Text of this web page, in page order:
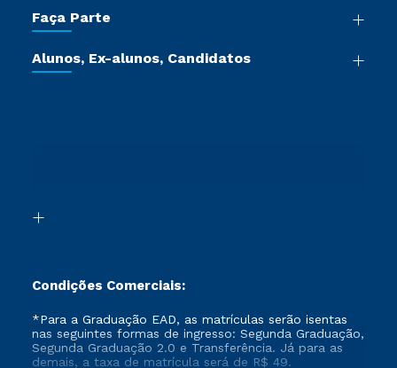
Certificadoras
Jornada do Aluno
Pós-graduação
Cursos Livres
Faça Parte
Vestibular Redação
Formação Pedagógica - R2
Alunos, Ex-alunos, Candidatos
Condições Comerciais:
*Para a Graduação EAD, as matrículas serão isentas
nas seguintes formas de ingresso: Segunda Graduação,
Segunda Graduação 2.0 e Transferência. Já para as
demais, a taxa de matrícula será de R$ 49.